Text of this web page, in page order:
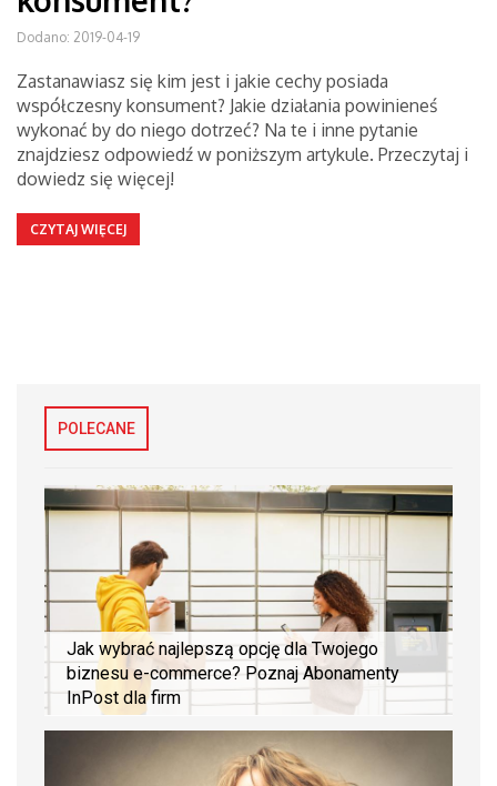
Dodano: 2019-04-19
Zastanawiasz się kim jest i jakie cechy posiada
współczesny konsument? Jakie działania powinieneś
wykonać by do niego dotrzeć? Na te i inne pytanie
znajdziesz odpowiedź w poniższym artykule. Przeczytaj i
dowiedz się więcej!
CZYTAJ WIĘCEJ
POLECANE
Jak wybrać najlepszą opcję dla Twojego
biznesu e-commerce? Poznaj Abonamenty
InPost dla firm